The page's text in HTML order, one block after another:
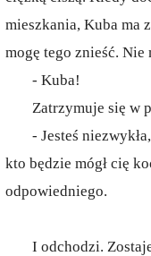
mieszkania, Kuba ma
mogę tego znieść.
- Kuba!
Zatrzymuje się w
- Jesteś
kto będzie mógł cię
odpowiedniego.
I odchodzi.